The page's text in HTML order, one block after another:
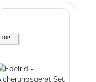
TOP